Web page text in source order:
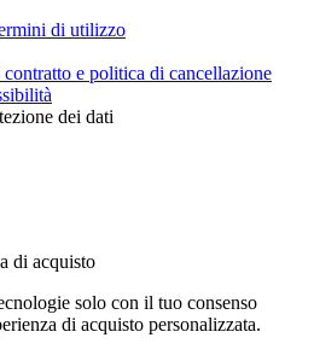
di utilizzo
e politica di cancellazione
dei dati
di acquisto
solo con il tuo consenso
di acquisto personalizzata.